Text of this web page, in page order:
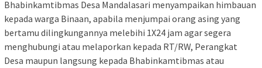
Bhabinkamtibmas Desa Mandalasari menyampaikan himbauan
kepada warga Binaan, apabila menjumpai orang asing yang
bertamu dilingkungannya melebihi 1X24 jam agar segera
menghubungi atau melaporkan kepada RT/RW, Perangkat
Desa maupun langsung kepada Bhabinkamtibmas atau